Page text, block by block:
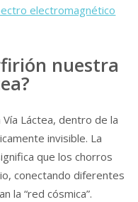
electromagnético
nuestra
Láctea, dentro de la
invisible. La
que los chorros
conectando diferentes
la “red cósmica”.